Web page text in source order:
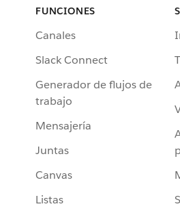
FUNCIONES
Canales
Slack Connect
Generador de flujos de
trabajo
Mensajería
Juntas
Canvas
Listas